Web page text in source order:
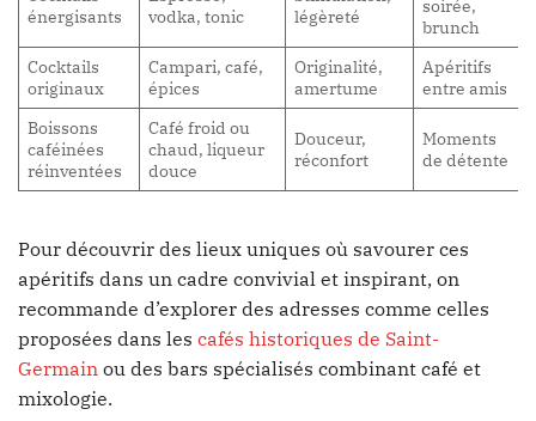
énergisants
vodka, tonic
légèreté
soirée,
brunch
Cocktails
originaux
Campari, café,
épices
Originalité,
amertume
Apéritifs
entre amis
Boissons
caféinées
réinventées
Café froid ou
chaud, liqueur
douce
Douceur,
réconfort
Moments
de détente
Pour découvrir des lieux uniques où savourer ces
apéritifs dans un cadre convivial et inspirant, on
recommande d’explorer des adresses comme celles
proposées dans les cafés historiques de Saint-
Germain ou des bars spécialisés combinant café et
mixologie.